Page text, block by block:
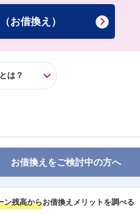
お借換え）
は？
お借換えをご検討中の方へ
ン残高からお借換えメリットを調べる